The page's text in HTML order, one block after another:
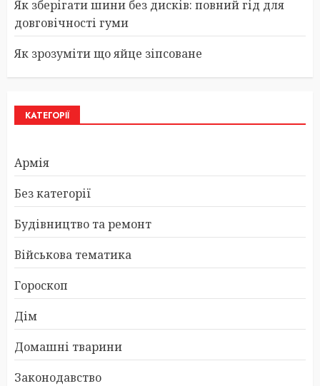
Як зберігати шини без дисків: повний гід для
довговічності гуми
Як зрозуміти що яйце зіпсоване
КАТЕГОРІЇ
Армія
Без категорії
Будівництво та ремонт
Військова тематика
Гороскоп
Дім
Домашні тварини
Законодавство